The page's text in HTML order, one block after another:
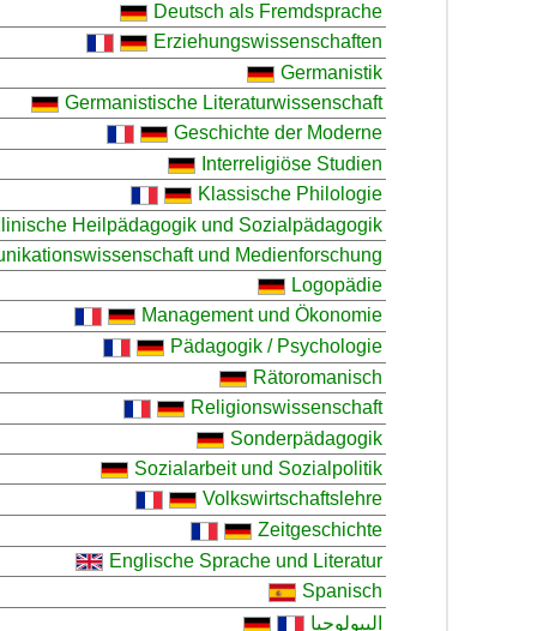
Deutsch als Fremdsprache
Erziehungswissenschaften
Germanistik
Germanistische Literaturwissenschaft
Geschichte der Moderne
Interreligiöse Studien
Klassische Philologie
Heilpädagogik und Sozialpädagogik
und Medienforschung
Logopädie
Management und Ökonomie
Pädagogik / Psychologie
Rätoromanisch
Religionswissenschaft
Sonderpädagogik
Sozialarbeit und Sozialpolitik
Volkswirtschaftslehre
Zeitgeschichte
Englische Sprache und Literatur
Spanisch
البيولوجيا